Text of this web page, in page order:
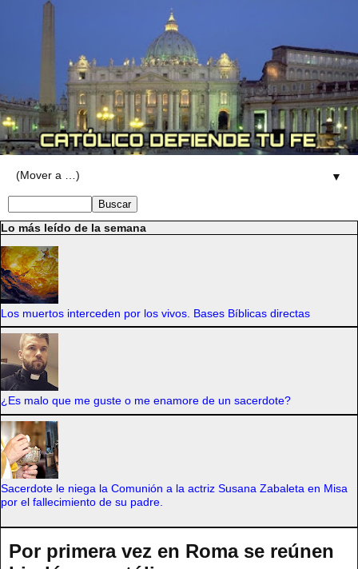
▼
Lo más leído de la semana
Los muertos interceden por los vivos. Bases Bíblicas directas
¿Es malo que me guste o me enamore de un sacerdote?
Sacerdote le niega la Comunión a la actriz Susana Zabaleta en Misa
por el fallecimiento de su padre.
Por primera vez en Roma se reúnen